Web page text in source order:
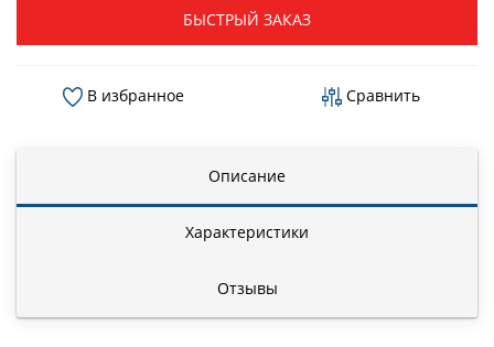
БЫСТРЫЙ ЗАКАЗ
В избранное Сравнить
Описание
Характеристики
Отзывы